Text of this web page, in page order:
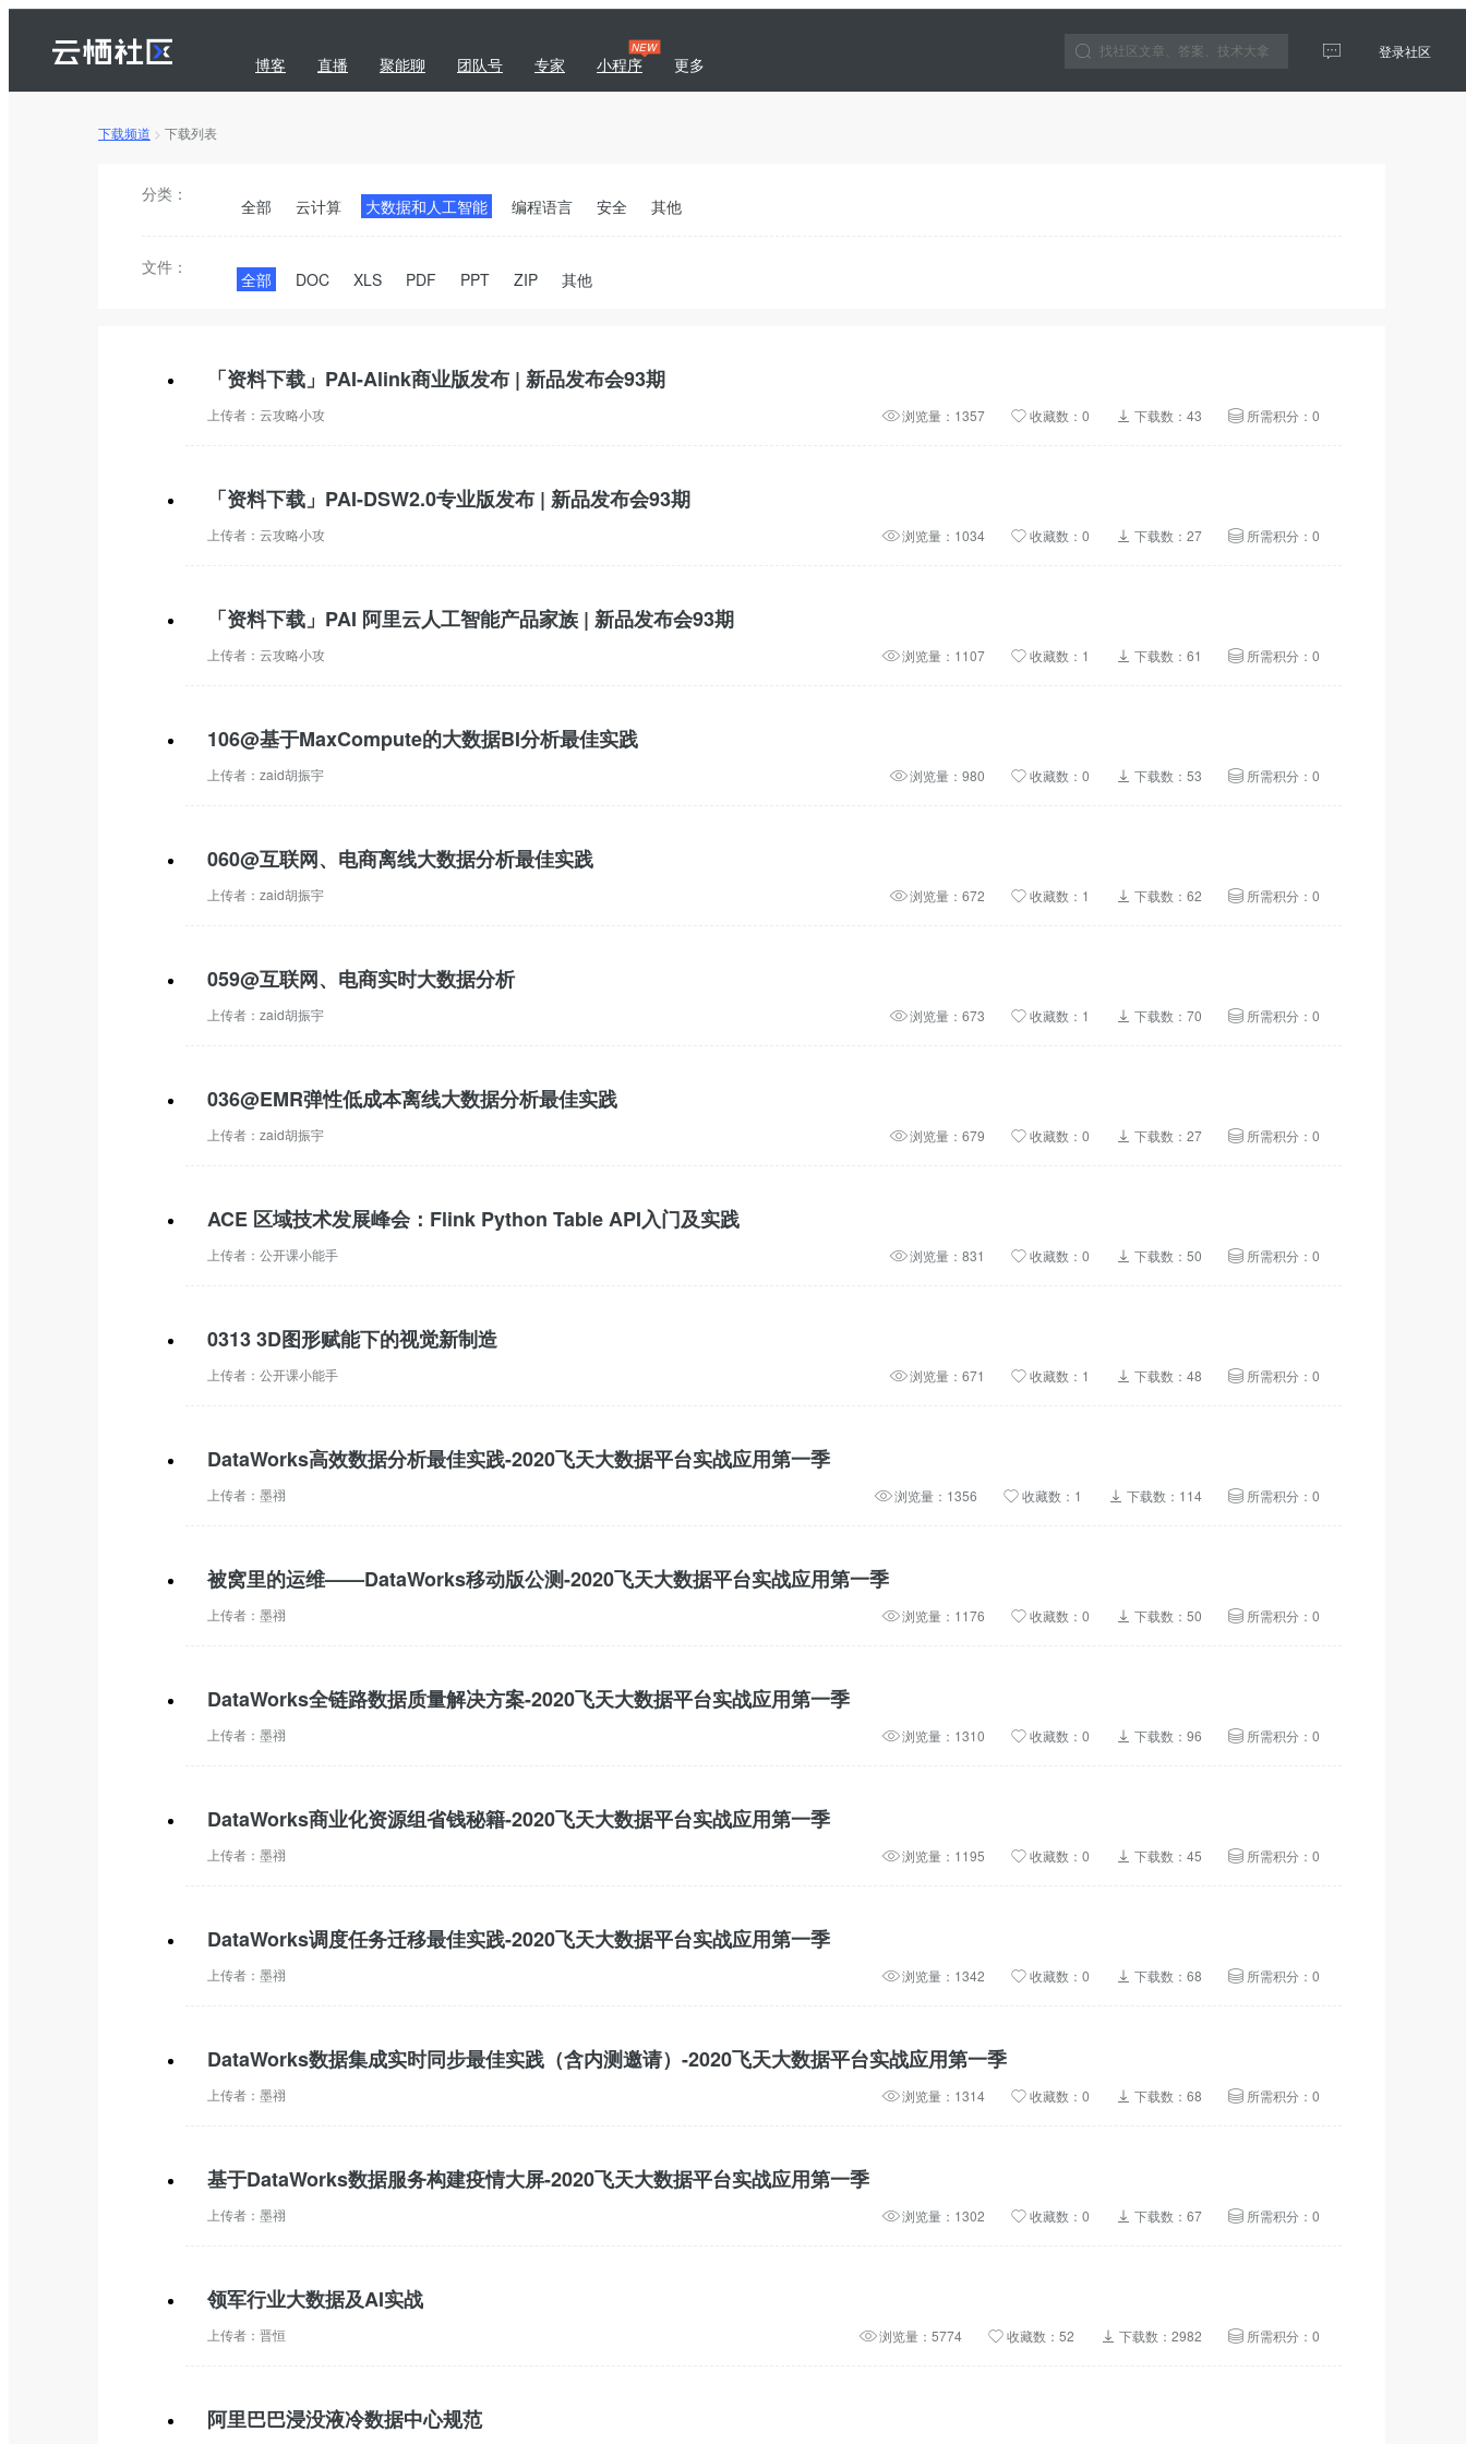
登录社区
博客 直播 聚能聊 团队号 专家 小程序
NEW
更多
下载频道 > 下载列表
分类：
全部 云计算 大数据和人工智能 编程语言 安全 其他
文件：
全部 DOC XLS PDF PPT ZIP 其他
「资料下载」PAI-Alink商业版发布 | 新品发布会93期
上传者： 云攻略小攻 浏览量：1357 收藏数：0 下载数：43 所需积分：0
「资料下载」PAI-DSW2.0专业版发布 | 新品发布会93期
上传者： 云攻略小攻 浏览量：1034 收藏数：0 下载数：27 所需积分：0
「资料下载」PAI 阿里云人工智能产品家族 | 新品发布会93期
上传者： 云攻略小攻 浏览量：1107 收藏数：1 下载数：61 所需积分：0
106@基于MaxCompute的大数据BI分析最佳实践
上传者： zaid胡振宇 浏览量：980 收藏数：0 下载数：53 所需积分：0
060@互联网、电商离线大数据分析最佳实践
上传者： zaid胡振宇 浏览量：672 收藏数：1 下载数：62 所需积分：0
059@互联网、电商实时大数据分析
上传者： zaid胡振宇 浏览量：673 收藏数：1 下载数：70 所需积分：0
036@EMR弹性低成本离线大数据分析最佳实践
上传者： zaid胡振宇 浏览量：679 收藏数：0 下载数：27 所需积分：0
ACE 区域技术发展峰会：Flink Python Table API入门及实践
上传者： 公开课小能手 浏览量：831 收藏数：0 下载数：50 所需积分：0
0313 3D图形赋能下的视觉新制造
上传者： 公开课小能手 浏览量：671 收藏数：1 下载数：48 所需积分：0
DataWorks高效数据分析最佳实践-2020飞天大数据平台实战应用第一季
上传者： 墨祤 浏览量：1356 收藏数：1 下载数：114 所需积分：0
被窝里的运维——DataWorks移动版公测-2020飞天大数据平台实战应用第一季
上传者： 墨祤 浏览量：1176 收藏数：0 下载数：50 所需积分：0
DataWorks全链路数据质量解决方案-2020飞天大数据平台实战应用第一季
上传者： 墨祤 浏览量：1310 收藏数：0 下载数：96 所需积分：0
DataWorks商业化资源组省钱秘籍-2020飞天大数据平台实战应用第一季
上传者： 墨祤 浏览量：1195 收藏数：0 下载数：45 所需积分：0
DataWorks调度任务迁移最佳实践-2020飞天大数据平台实战应用第一季
上传者： 墨祤 浏览量：1342 收藏数：0 下载数：68 所需积分：0
DataWorks数据集成实时同步最佳实践（含内测邀请）-2020飞天大数据平台实战应用第一季
上传者： 墨祤 浏览量：1314 收藏数：0 下载数：68 所需积分：0
基于DataWorks数据服务构建疫情大屏-2020飞天大数据平台实战应用第一季
上传者： 墨祤 浏览量：1302 收藏数：0 下载数：67 所需积分：0
领军行业大数据及AI实战
上传者： 晋恒 浏览量：5774 收藏数：52 下载数：2982 所需积分：0
阿里巴巴浸没液冷数据中心规范